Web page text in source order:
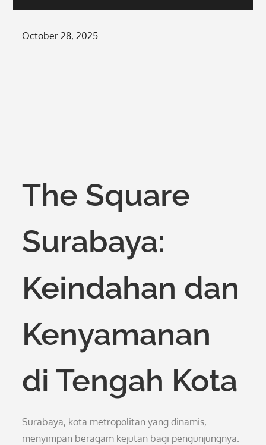
Posted
October 28, 2025
The Square
Surabaya:
Keindahan dan
Kenyamanan
di Tengah Kota
Surabaya, kota metropolitan yang dinamis,
menyimpan beragam kejutan bagi pengunjungnya.